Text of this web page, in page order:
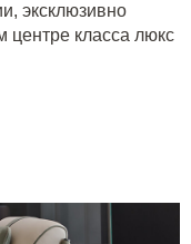
эксклюзивно
центре класса люкс